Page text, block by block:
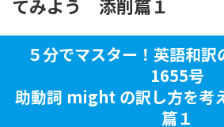
てみよう 添削篇１
５分でマスター！英語和
1655号
助動詞 might の訳し方を考
篇１